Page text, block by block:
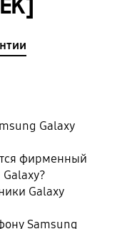
Galaxy
фирменный
Galaxy
Samsung